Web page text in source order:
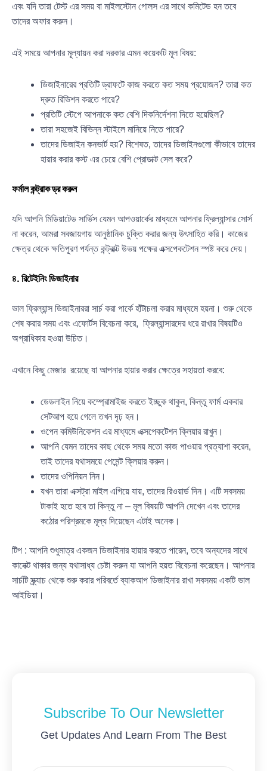
এবং যদি তারা টেস্ট এর সময় বা মাইলস্টোন গোলস এর সাথে কমিটেড হন তবে
তাদের অফার করুন।
এই সময়ে আপনার মূল্যায়ন করা দরকার এমন কয়েকটি মূল বিষয়:
ডিজাইনারের প্রতিটি ড্রাফটে কাজ করতে কত সময় প্রয়োজন? তারা কত
দ্রুত রিভিশন করতে পারে?
প্রতিটি স্টেপে আপনাকে কত বেশি দিকনির্দেশনা দিতে হয়েছিল?
তারা সহজেই বিভিন্ন স্টাইলে মানিয়ে নিতে পারে?
তাদের ডিজাইন কনভার্ট হয়? বিশেষত, তাদের ডিজাইনগুলো কীভাবে তাদের
হায়ার করার কস্ট এর চেয়ে বেশি প্রোডাক্ট সেল করে?
ফর্মাল কন্ট্রাক ড্র করুন
যদি আপনি মিডিয়াটেড সার্ভিস যেমন আপওয়ার্কের মাধ্যমে আপনার ফ্রিল্যান্সার সোর্স
না করেন, আমরা সবজায়গায় আনুষ্ঠানিক চুক্তি করার জন্য উৎসাহিত করি। কাজের
ক্ষেত্র থেকে ক্ষতিপূরণ পর্যন্ত কন্ট্রাক্ট উভয় পক্ষের এক্সপেকটেশন স্পষ্ট করে দেয়।
৪. রিটেইনিং ডিজাইনার
ভাল ফ্রিল্যান্স ডিজাইনাররা সার্চ করা পার্কে হাঁটাচলা করার মাধ্যমে হয়না। শুরু থেকে
শেষ করার সময় এবং এফোর্টস বিবেচনা করে, ফ্রিল্যান্সারদের ধরে রাখার বিষয়টিও
অগ্রাধিকার হওয়া উচিত।
এখানে কিছু মেজার রয়েছে যা আপনার হায়ার করার ক্ষেত্রে সহায়তা করবে:
ডেডলাইন নিয়ে কম্প্রোমাইজ করতে ইচ্ছুক থাকুন, কিন্তু ফার্ম একবার
সেটআপ হয়ে গেলে তখন দৃঢ় হন।
ওপেন কমিউনিকেশন এর মাধ্যমে এক্সপেকটেশন ক্লিয়ার রাখুন।
আপনি যেমন তাদের কাছ থেকে সময় মতো কাজ পাওয়ার প্রত্যাশা করেন,
তাই তাদের যথাসময়ে পেমেন্ট ক্লিয়ার করুন।
তাদের ওপিনিয়ন নিন।
যখন তারা এক্সট্রা মাইল এগিয়ে যায়, তাদের রিওয়ার্ড দিন। এটি সবসময়
টাকাই হতে হবে তা কিন্তু না – মূল বিষয়টি আপনি দেখেন এবং তাদের
কঠোর পরিশ্রমকে মূল্য দিয়েছেন এটাই অনেক।
টিপ : আপনি শুধুমাত্র একজন ডিজাইনার হায়ার করতে পারেন, তবে অন্যদের সাথে
কানেক্ট থাকার জন্য যথাসাধ্য চেষ্টা করুন যা আপনি হয়ত বিবেচনা করেছেন। আপনার
সার্চটি স্ক্র্যাচ থেকে শুরু করার পরিবর্তে ব্যাকআপ ডিজাইনার রাখা সবসময় একটি ভাল
আইডিয়া।
Subscribe To Our Newsletter
Get Updates And Learn From The Best